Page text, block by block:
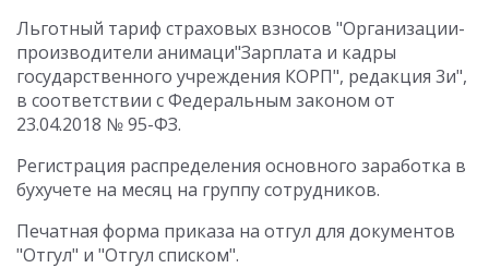
Льготный тариф страховых взносов "Организации-
производители анимаци"Зарплата и кадры
государственного учреждения КОРП", редакция 3и",
в соответствии с Федеральным законом от
23.04.2018 № 95-ФЗ.
Регистрация распределения основного заработка в
бухучете на месяц на группу сотрудников.
Печатная форма приказа на отгул для документов
"Отгул" и "Отгул списком".